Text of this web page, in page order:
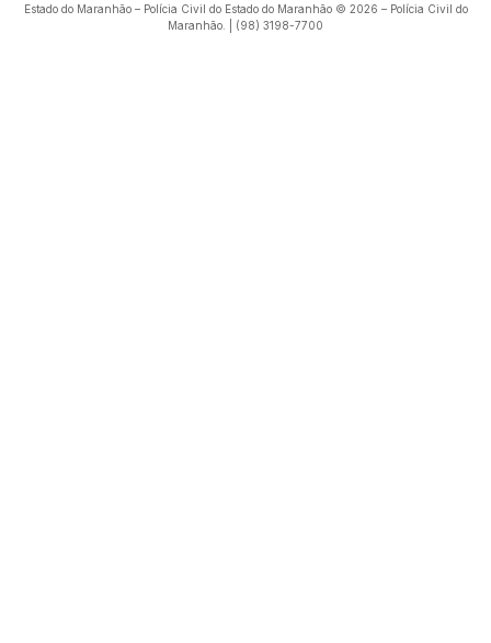
Estado do Maranhão – Polícia Civil do Estado do Maranhão © 2026 – Polícia Civil do
Maranhão. | (98) 3198-7700